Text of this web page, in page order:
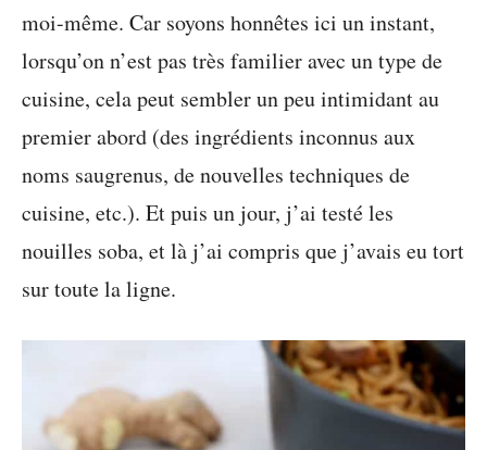
moi-même. Car soyons honnêtes ici un instant,
lorsqu’on n’est pas très familier avec un type de
cuisine, cela peut sembler un peu intimidant au
premier abord (des ingrédients inconnus aux
noms saugrenus, de nouvelles techniques de
cuisine, etc.). Et puis un jour, j’ai testé les
nouilles soba, et là j’ai compris que j’avais eu tort
sur toute la ligne.